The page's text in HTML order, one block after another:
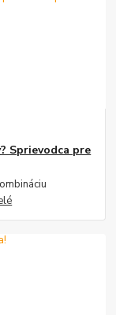
Sprievodca pre